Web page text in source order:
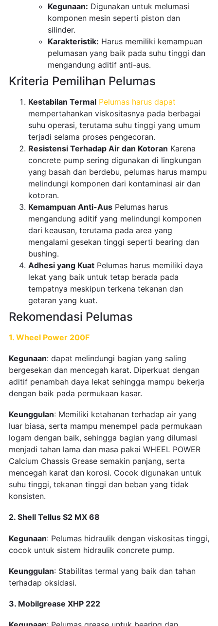
Kegunaan: Digunakan untuk melumasi
komponen mesin seperti piston dan
silinder.
Karakteristik: Harus memiliki kemampuan
pelumasan yang baik pada suhu tinggi dan
mengandung aditif anti-aus.
Kriteria Pemilihan Pelumas
Kestabilan Termal Pelumas harus dapat
mempertahankan viskositasnya pada berbagai
suhu operasi, terutama suhu tinggi yang umum
terjadi selama proses pengecoran.
Resistensi Terhadap Air dan Kotoran Karena
concrete pump sering digunakan di lingkungan
yang basah dan berdebu, pelumas harus mampu
melindungi komponen dari kontaminasi air dan
kotoran.
Kemampuan Anti-AusPelumas harus
mengandung aditif yang melindungi komponen
dari keausan, terutama pada area yang
mengalami gesekan tinggi seperti bearing dan
bushing.
Adhesi yang KuatPelumas harus memiliki daya
lekat yang baik untuk tetap berada pada
tempatnya meskipun terkena tekanan dan
getaran yang kuat.
Rekomendasi Pelumas
1. Wheel Power 200F
Kegunaan: dapat melindungi bagian yang saling
bergesekan dan mencegah karat. Diperkuat dengan
aditif penambah daya lekat sehingga mampu bekerja
dengan baik pada permukaan kasar.
Keunggulan: Memiliki ketahanan terhadap air yang
luar biasa, serta mampu menempel pada permukaan
logam dengan baik, sehingga bagian yang dilumasi
menjadi tahan lama dan masa pakai WHEEL POWER
Calcium Chassis Grease semakin panjang, serta
mencegah karat dan korosi. Cocok digunakan untuk
suhu tinggi, tekanan tinggi dan beban yang tidak
konsisten.
2. Shell Tellus S2 MX 68
Kegunaan: Pelumas hidraulik dengan viskositas tinggi,
cocok untuk sistem hidraulik concrete pump.
Keunggulan: Stabilitas termal yang baik dan tahan
terhadap oksidasi.
3. Mobilgrease XHP 222